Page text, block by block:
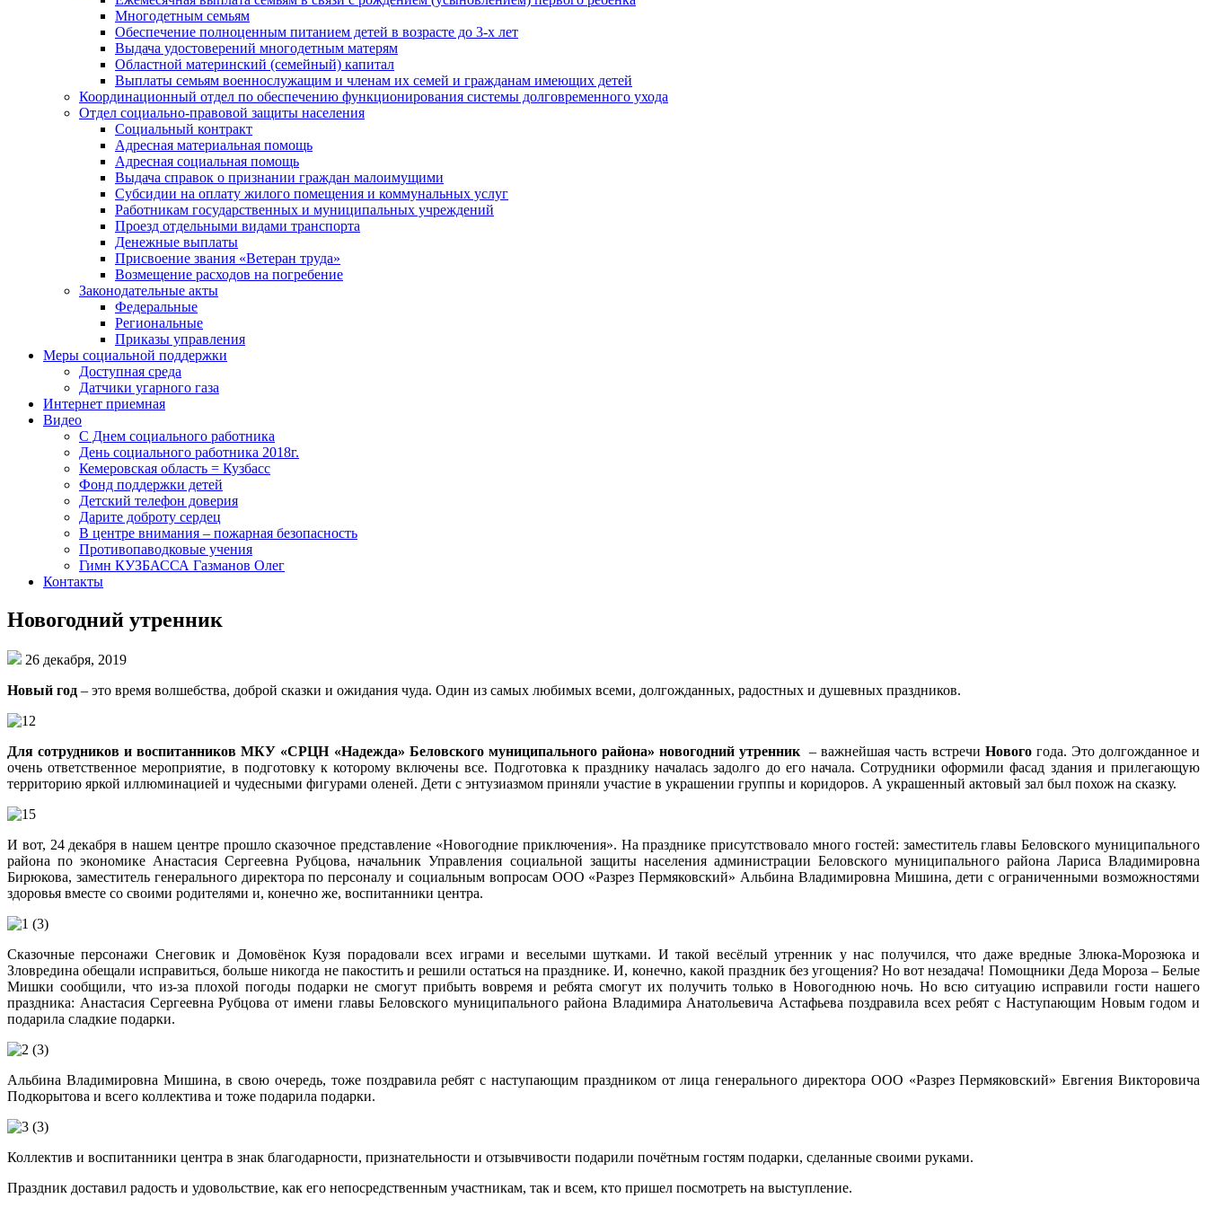
Многодетным семьям
Обеспечение полноценным питанием детей в возрасте до 3-х лет
Выдача удостоверений многодетным матерям
Областной материнский (семейный) капитал
Выплаты семьям военнослужащим и членам их семей и гражданам имеющих детей
Координационный отдел по обеспечению функционирования системы долговременного ухода
Отдел социально-правовой защиты населения
Социальный контракт
Адресная материальная помощь
Адресная социальная помощь
Выдача справок о признании граждан малоимущими
Субсидии на оплату жилого помещения и коммунальных услуг
Работникам государственных и муниципальных учреждений
Проезд отдельными видами транспорта
Денежные выплаты
Присвоение звания «Ветеран труда»
Возмещение расходов на погребение
Законодательные акты
Федеральные
Региональные
Приказы управления
Меры социальной поддержки
Доступная среда
Датчики угарного газа
Интернет приемная
Видео
С Днем социального работника
День социального работника 2018г.
Кемеровская область = Кузбасс
Фонд поддержки детей
Детский телефон доверия
Дарите доброту сердец
В центре внимания – пожарная безопасность
Противопаводковые учения
Гимн КУЗБАССА Газманов Олег
Контакты
Новогодний утренник
26 декабря, 2019
Новый год – это время волшебства, доброй сказки и ожидания чуда. Один из самых любимых всеми, долгожданных, радостных и душевных праздников.
Для сотрудников и воспитанниковМКУ «СРЦН «Надежда» Беловского муниципального района» новогодний утренник– важнейшая часть встречи Новогогода. Это долгожданное и
очень ответственное мероприятие, в подготовку к которому включены все. Подготовка к празднику началась задолго до его начала. Сотрудники оформили фасад здания и прилегающую
территорию яркой иллюминацией и чудесными фигурами оленей. Дети с энтузиазмом приняли участие в украшении группы и коридоров. А украшенный актовый зал был похож на сказку.
И вот, 24 декабря в нашем центре прошло сказочное представление «Новогодние приключения». На празднике присутствовало много гостей: заместитель главы Беловского муниципального
района по экономике Анастасия Сергеевна Рубцова, начальник Управления социальной защиты населения администрации Беловского муниципального района Лариса Владимировна
Бирюкова, заместитель генерального директора по персоналу и социальным вопросам ООО «Разрез Пермяковский» Альбина Владимировна Мишина, дети с ограниченными возможностями
здоровья вместе со своими родителями и, конечно же, воспитанники центра.
Сказочные персонажи Снеговик и Домовёнок Кузя порадовали всех играми и веселыми шутками. И такой весёлый утренник у нас получился, что даже вредные Злюка-Морозюка и
Зловредина обещали исправиться, больше никогда не пакостить и решили остаться на празднике. И, конечно, какой праздник без угощения? Но вот незадача! Помощники Деда Мороза – Белые
Мишки сообщили, что из-за плохой погоды подарки не смогут прибыть вовремя и ребята смогут их получить только в Новогоднюю ночь. Но всю ситуацию исправили гости нашего
праздника: Анастасия Сергеевна Рубцова от имени главы Беловского муниципального района Владимира Анатольевича Астафьева поздравила всех ребят с Наступающим Новым годом и
подарила сладкие подарки.
Альбина Владимировна Мишина, в свою очередь, тоже поздравила ребят с наступающим праздником от лица генерального директора ООО «Разрез Пермяковский» Евгения Викторовича
Подкорытова и всего коллектива и тоже подарила подарки.
Коллектив и воспитанники центра в знак благодарности, признательности и отзывчивости подарили почётным гостям подарки, сделанные своими руками.
Праздник доставил радость и удовольствие, как его непосредственным участникам, так и всем, кто пришел посмотреть на выступление.